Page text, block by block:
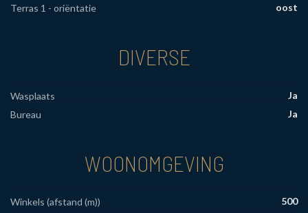
Terras 1 - oriëntatie
oost
DIVERSE
Wasplaats
Ja
Bureau
Ja
WOONOMGEVING
Winkels (afstand (m))
500